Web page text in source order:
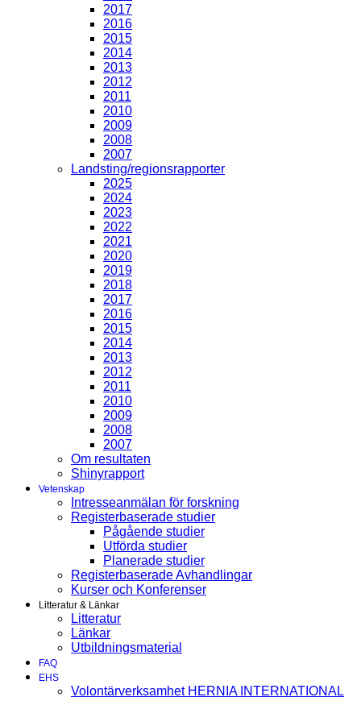
2017
2016
2015
2014
2013
2012
2011
2010
2009
2008
2007
Landsting/regionsrapporter
2025
2024
2023
2022
2021
2020
2019
2018
2017
2016
2015
2014
2013
2012
2011
2010
2009
2008
2007
Om resultaten
Shinyrapport
Vetenskap
Intresseanmälan för forskning
Registerbaserade studier
Pågående studier
Utförda studier
Planerade studier
Registerbaserade Avhandlingar
Kurser och Konferenser
Litteratur & Länkar
Litteratur
Länkar
Utbildningsmaterial
FAQ
EHS
Volontärverksamhet HERNIA INTERNATIONAL